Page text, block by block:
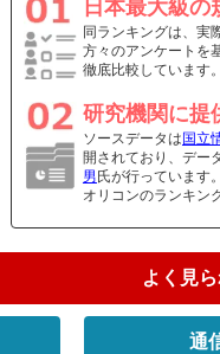
日本最大級
同ランキングは、実
方々のアンケートを
徹底比較しています
研究機関に提
ソースデータは 国立
開されており、デー
男 氏が行っています。
オリコンのランキン
よく見
通